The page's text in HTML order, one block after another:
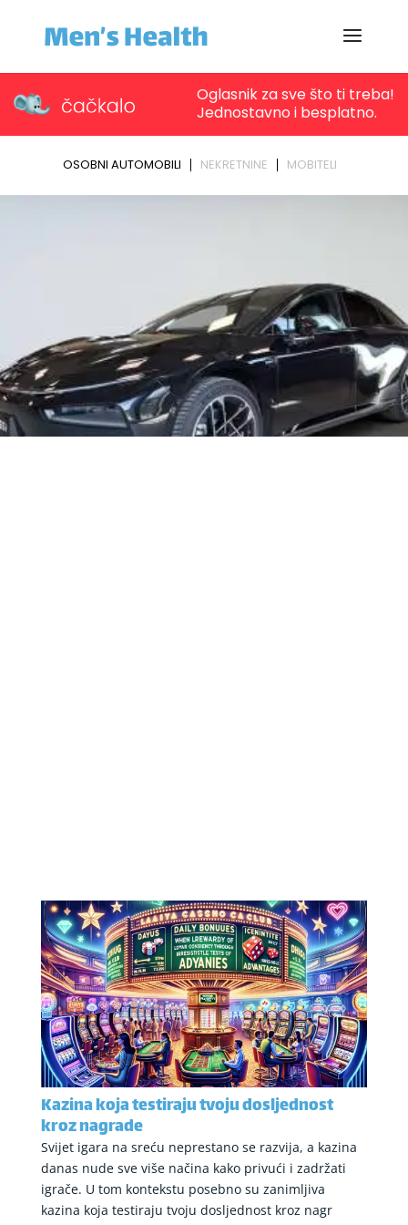
Kazina koja testiraju tvoju dosljednost
kroz nagrade
Svijet igara na sreću neprestano se razvija, a kazina
danas nude sve više načina kako privući i zadržati
igrače. U tom kontekstu posebno su zanimljiva
kazina koja testiraju tvoju dosljednost kroz nagr